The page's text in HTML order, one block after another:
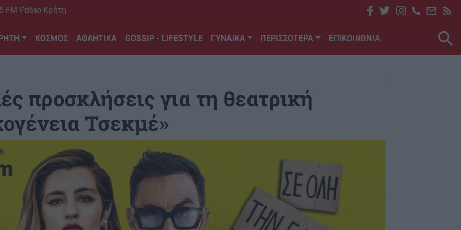
FM Ράδιο Κρήτη
ΚΟΣΜΟΣ ΑΘΛΗΤΙΚΑ GOSSIP - LIFESTYLE ΓΥΝΑΙΚΑ ΠΕΡΙΣΣΟΤΕΡΑ ΕΠΙΚΟΙΝΩΝΙΑ
προσκλήσεις για τη θεατρική
Τσεκμέ»